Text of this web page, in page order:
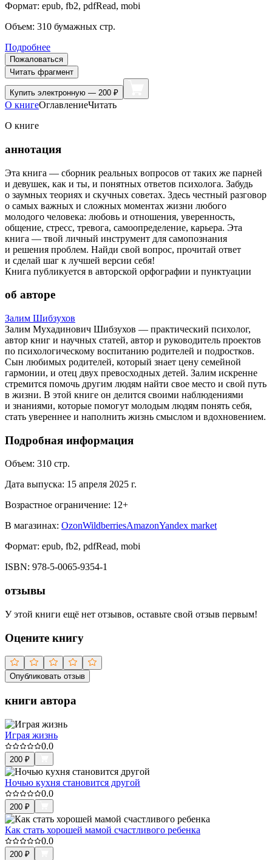
Формат: epub, fb2, pdfRead, mobi
Объем: 310 бумажных стр.
Подробнее
Пожаловаться
Читать фрагмент
Купить электронную — 200 ₽
О книгеОглавлениеЧитать
О книге
аннотация
Эта книга — сборник реальных вопросов от таких же парней
и девушек, как и ты, и понятных ответов психолога. Забудь
о заумных теориях и скучных советах. Здесь честный разговор
о самых важных и сложных моментах жизни любого
молодого человека: любовь и отношения, уверенность,
общение, стресс, тревога, самоопределение, карьера. Эта
книга — твой личный инструмент для самопознания
и решения проблем. Найди свой вопрос, прочитай ответ
и сделай шаг к лучшей версии себя!
Книга публикуется в авторской орфографии и пунктуации
об авторе
Залим Шибзухов
Залим Мухадинович Шибзухов — практический психолог,
автор книг и научных статей, автор и руководитель проектов
по психологическому воспитанию родителей и подростков.
Сын любимых родителей, который знает цену семейной
гармонии, и отец двух превосходных детей. Залим искренне
стремится помочь другим людям найти свое место и свой путь
в жизни. В этой книге он делится своими наблюдениями
и знаниями, которые помогут молодым людям понять себя,
стать увереннее и наполнить жизнь смыслом и вдохновением.
Подробная информация
Объем: 310 стр.
Дата выпуска: 15 апреля 2025 г.
Возрастное ограничение: 12+
В магазинах: OzonWildberriesAmazonYandex market
Формат: epub, fb2, pdfRead, mobi
ISBN: 978-5-0065-9354-1
отзывы
У этой книги ещё нет отзывов, оставьте свой отзыв первым!
Оцените книгу
Опубликовать отзыв
книги автора
Играя жизнь
0.0
200 ₽
Ночью кухня становится другой
0.0
200 ₽
Как стать хорошей мамой счастливого ребенка
0.0
200 ₽